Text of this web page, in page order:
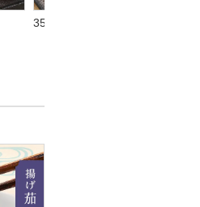
3500 骨取り赤魚西京焼20